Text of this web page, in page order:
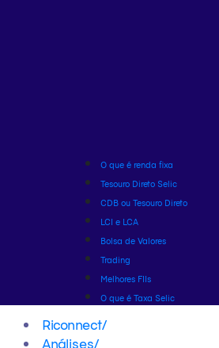
O que é renda fixa
Tesouro Direto Selic
CDB ou Tesouro Direto
LCI e LCA
Bolsa de Valores
Trading
Melhores FIIs
O que é Taxa Selic
Riconnect/
Análises/